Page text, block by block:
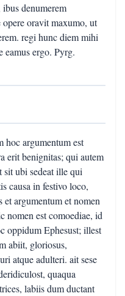
denumerem
opere oravit maxumo, ut
regi hunc diem mihi
eamus ergo. Pyrg.
hoc argumentum est
erit benignitas; qui autem
sit ubi sedeat ille qui
causa in festivo loco,
argumentum et nomen
nomen est comoediae, id
oppidum Ephesust; illest
abiit, gloriosus,
atque adulteri. ait sese
quaqua
labiis dum ductant